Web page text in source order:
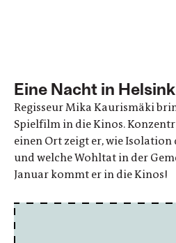
Eine Nacht in
Regisseur Mika Kaurismäki
Spielfilm in die Kinos.
einen Ort zeigt er, wie
und welche Wohltat in der
Januar kommt er in die Kinos!